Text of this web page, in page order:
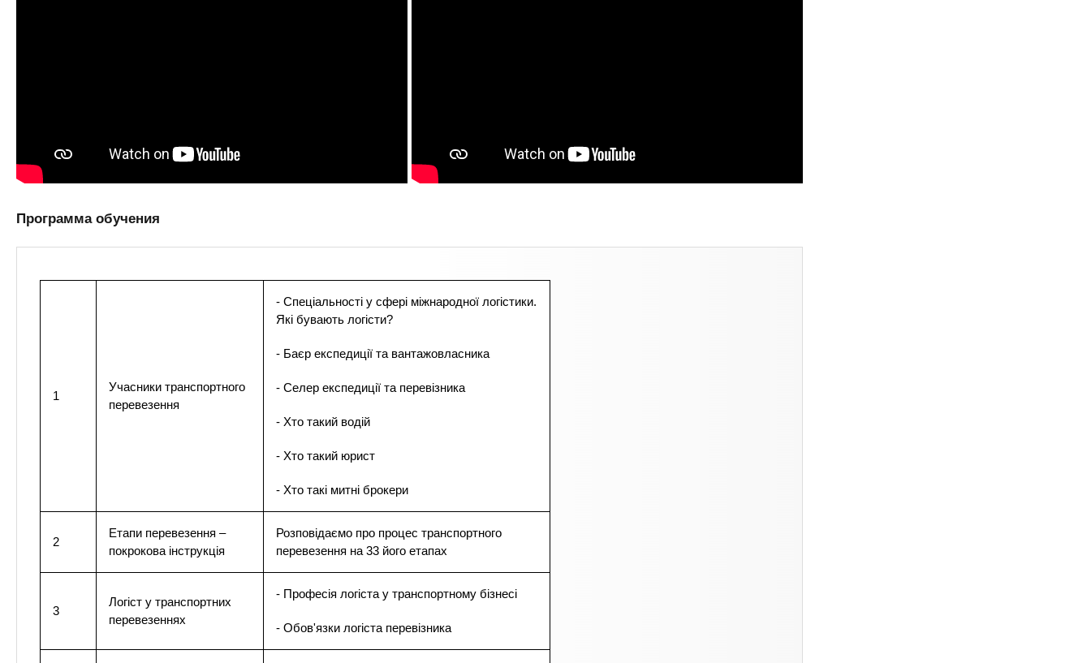
Программа обучения
1
Учасники транспортного
перевезення
- Спеціальності у сфері міжнародної логістики.
Які бувають логісти?
- Баєр експедиції та вантажовласника
- Селер експедиції та перевізника
- Хто такий водій
- Хто такий юрист
- Хто такі митні брокери
2
Етапи перевезення –
покрокова інструкція
Розповідаємо про процес транспортного
перевезення на 33 його етапах
3
Логіст у транспортних
перевезеннях
- Професія логіста у транспортному бізнесі
- Обов'язки логіста перевізника